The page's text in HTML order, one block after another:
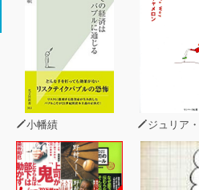
小幡績 ジュリア・